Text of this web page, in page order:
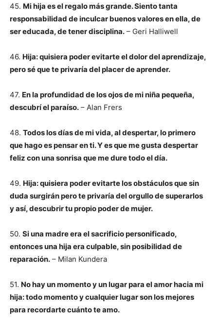
45. Mi hija es el regalo más grande. Siento tanta
responsabilidad de inculcar buenos valores en ella, de
ser educada, de tener disciplina. – Geri Halliwell
46. Hija: quisiera poder evitarte el dolor del aprendizaje,
pero sé que te privaría del placer de aprender.
47. En la profundidad de los ojos de mi niña pequeña,
descubrí el paraíso. – Alan Frers
48. Todos los días de mi vida, al despertar, lo primero
que hago es pensar en ti. Y es que me gusta despertar
feliz con una sonrisa que me dure todo el día.
49. Hija: quisiera poder evitarte los obstáculos que sin
duda surgirán pero te privaría del orgullo de superarlos
y así, descubrir tu propio poder de mujer.
50. Si una madre era el sacrificio personificado,
entonces una hija era culpable, sin posibilidad de
reparación. – Milan Kundera
51. No hay un momento y un lugar para el amor hacia mi
hija: todo momento y cualquier lugar son los mejores
para recordarte cuánto te amo.